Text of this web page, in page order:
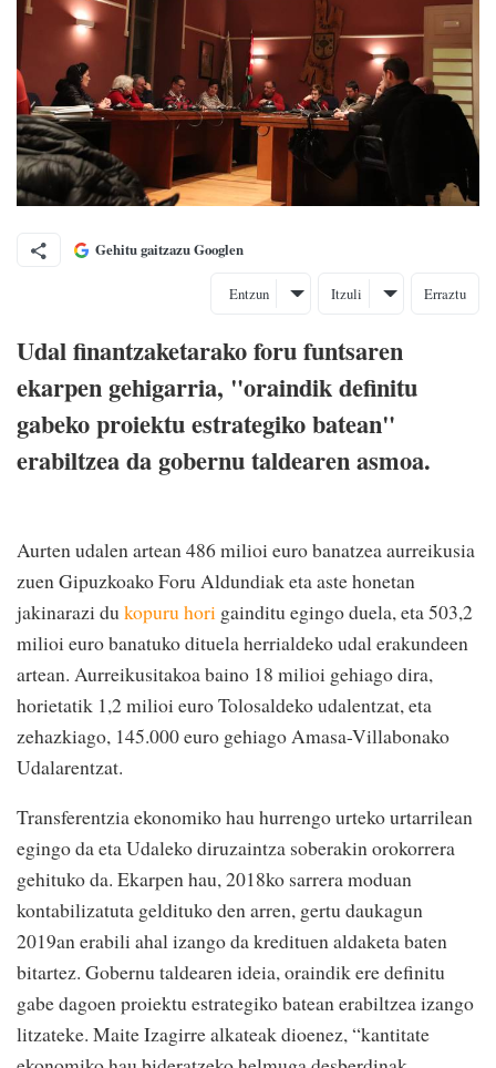
Gehitu gaitzazu Googlen
Entzun Itzuli Erraztu
Udal finantzaketarako foru funtsaren
ekarpen gehigarria, "oraindik definitu
gabeko proiektu estrategiko batean"
erabiltzea da gobernu taldearen asmoa.
Aurten udalen artean 486 milioi euro banatzea aurreikusia
zuen Gipuzkoako Foru Aldundiak eta aste honetan
jakinarazi du kopuru hori gainditu egingo duela, eta 503,2
milioi euro banatuko dituela herrialdeko udal erakundeen
artean. Aurreikusitakoa baino 18 milioi gehiago dira,
horietatik 1,2 milioi euro Tolosaldeko udalentzat, eta
zehazkiago, 145.000 euro gehiago Amasa-Villabonako
Udalarentzat.
Transferentzia ekonomiko hau hurrengo urteko urtarrilean
egingo da eta Udaleko diruzaintza soberakin orokorrera
gehituko da. Ekarpen hau, 2018ko sarrera moduan
kontabilizatuta geldituko den arren, gertu daukagun
2019an erabili ahal izango da kredituen aldaketa baten
bitartez. Gobernu taldearen ideia, oraindik ere definitu
gabe dagoen proiektu estrategiko batean erabiltzea izango
litzateke. Maite Izagirre alkateak dioenez, “kantitate